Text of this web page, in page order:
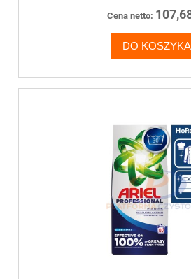
Cena netto:
DO KOSZYKA